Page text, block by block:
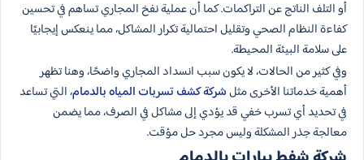
أو التلف الناتج عن التراكمات. كما أن عملية نفخ المجاري تساهم في تحسين
كفاءة النظام الصحي وتقليل احتمالية تكرار المشاكل، مما ينعكس إيجابيًا
على سلامة البيئة المحيطة.
وفي كثير من الحالات، لا يكون سبب انسداد المجاري واضحًا، وهنا تظهر
أهمية خدماتنا الأخرى مثلشركة كشف تسربات المياه بالدمام، التي تساعد
في تحديد أي تسرب خفي قد يؤدي إلى مشاكل في الصرف، مما يضمن
معالجة جذر المشكلة وليس مجرد حل مؤقت.